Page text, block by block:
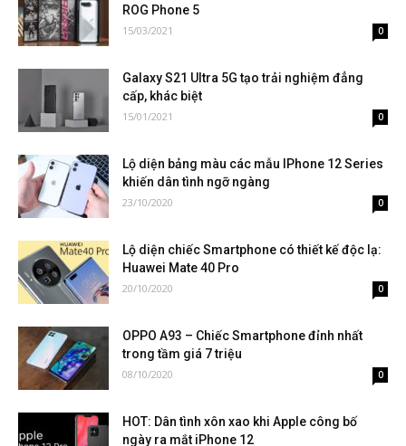
ROG Phone 5
15/03/2021 0
Galaxy S21 Ultra 5G tạo trải nghiệm đẳng
cấp, khác biệt
15/01/2021 0
Lộ diện bảng màu các mẫu IPhone 12 Series
khiến dân tình ngỡ ngàng
23/10/2020 0
Lộ diện chiếc Smartphone có thiết kế độc lạ:
Huawei Mate 40 Pro
20/10/2020 0
OPPO A93 – Chiếc Smartphone đỉnh nhất
trong tầm giá 7 triệu
08/10/2020 0
HOT: Dân tình xôn xao khi Apple công bố
ngày ra mắt iPhone 12